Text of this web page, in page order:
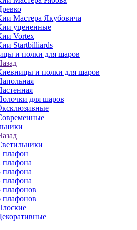
Мастера Якубовича
уцененные
Vortex
Startbilliards
и полки для шаров
и полки для шаров
для шаров
плафон
плафона
плафона
плафона
плафонов
плафонов